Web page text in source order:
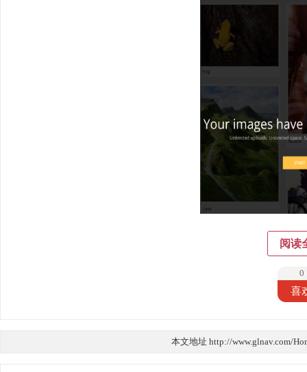
阅读
0
喜
本文地址 http://www.glnav.com/